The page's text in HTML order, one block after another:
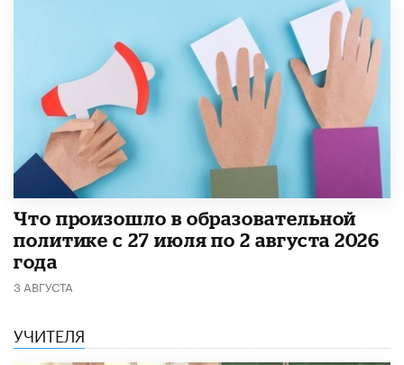
​Что произошло в образовательной
политике с 27 июля по 2 августа 2026
года
3 АВГУСТА
УЧИТЕЛЯ